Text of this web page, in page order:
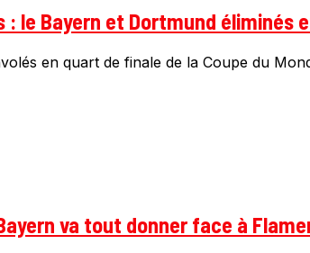
: le Bayern et Dortmund éliminés
en quart de finale de la Coupe du
va tout donner face à